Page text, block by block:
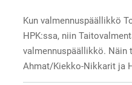
Kun valmennuspäällikkö
HPK:ssa, niin
valmennuspäällikkö. Näin
Ahmat/Kiekko-Nikkarit ja